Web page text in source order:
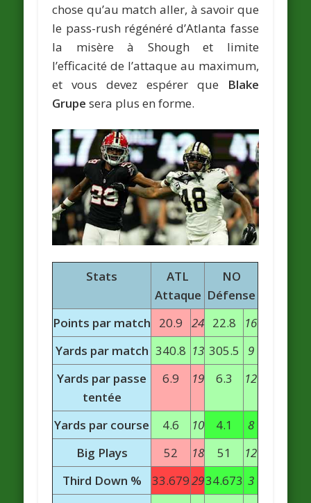
chose qu’au match aller, à savoir que
le pass-rush régénéré d’Atlanta fasse
la misère à Shough et limite
l’efficacité de l’attaque au maximum,
et vous devez espérer que Blake
Grupe sera plus en forme.
Stats
ATL
Attaque
NO
Défense
Points par match
20.9 24 22.8
16
Yards par match 340.8 13 305.5
9
Yards par passe
tentée
6.9 19 6.3 12
Yards par course 4.6 10 4.1
8
Big Plays
52 18 51
12
Third Down %
33.6792934.673 3